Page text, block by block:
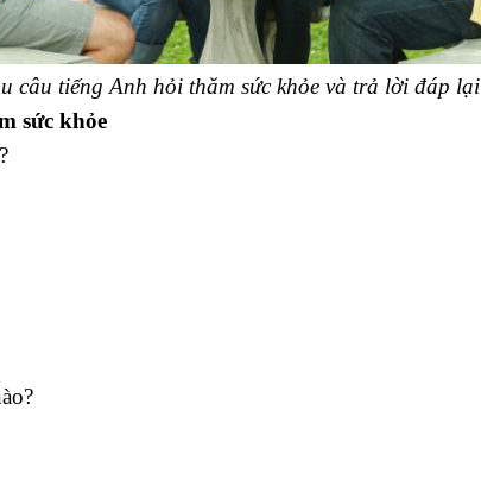
câu tiếng Anh hỏi thăm sức khỏe và trả lời đáp lại
sức khỏe